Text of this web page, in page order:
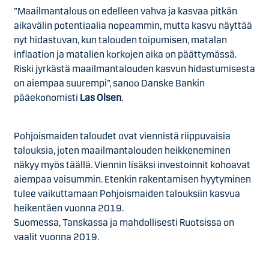
”Maailmantalous on edelleen vahva ja kasvaa pitkän
aikavälin potentiaalia nopeammin, mutta kasvu näyttää
nyt hidastuvan, kun talouden toipumisen, matalan
inflaation ja matalien korkojen aika on päättymässä.
Riski jyrkästä maailmantalouden kasvun hidastumisesta
on aiempaa suurempi”, sanoo Danske Bankin
pääekonomisti Las Olsen.
Pohjoismaiden taloudet ovat viennistä riippuvaisia
talouksia, joten maailmantalouden heikkeneminen
näkyy myös täällä. Viennin lisäksi investoinnit kohoavat
aiempaa vaisummin. Etenkin rakentamisen hyytyminen
tulee vaikuttamaan Pohjoismaiden talouksiin kasvua
heikentäen vuonna 2019.
Suomessa, Tanskassa ja mahdollisesti Ruotsissa on
vaalit vuonna 2019.